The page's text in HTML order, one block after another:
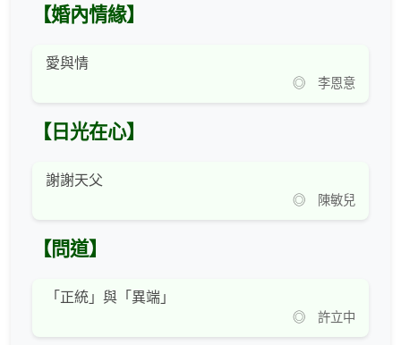
【婚內情緣】
愛與情
◎ 李恩意
【日光在心】
謝謝天父
◎ 陳敏兒
【問道】
「正統」與「異端」
◎ 許立中